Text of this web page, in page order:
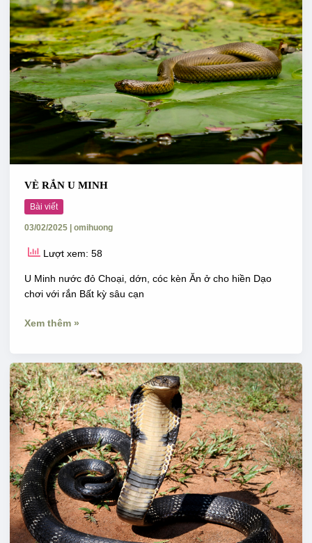
VÈ RẮN U MINH
Bài viết
03/02/2025 omihuong
Lượt xem: 58
U Minh nước đỏ Choại, dớn, cóc kèn Ăn ở cho hiền Dạo
chơi với rắn Bất kỳ sâu cạn
U
MINH
Xem thêm »
NÊN
LÀM
GÌ
NĂM
TỴ
?